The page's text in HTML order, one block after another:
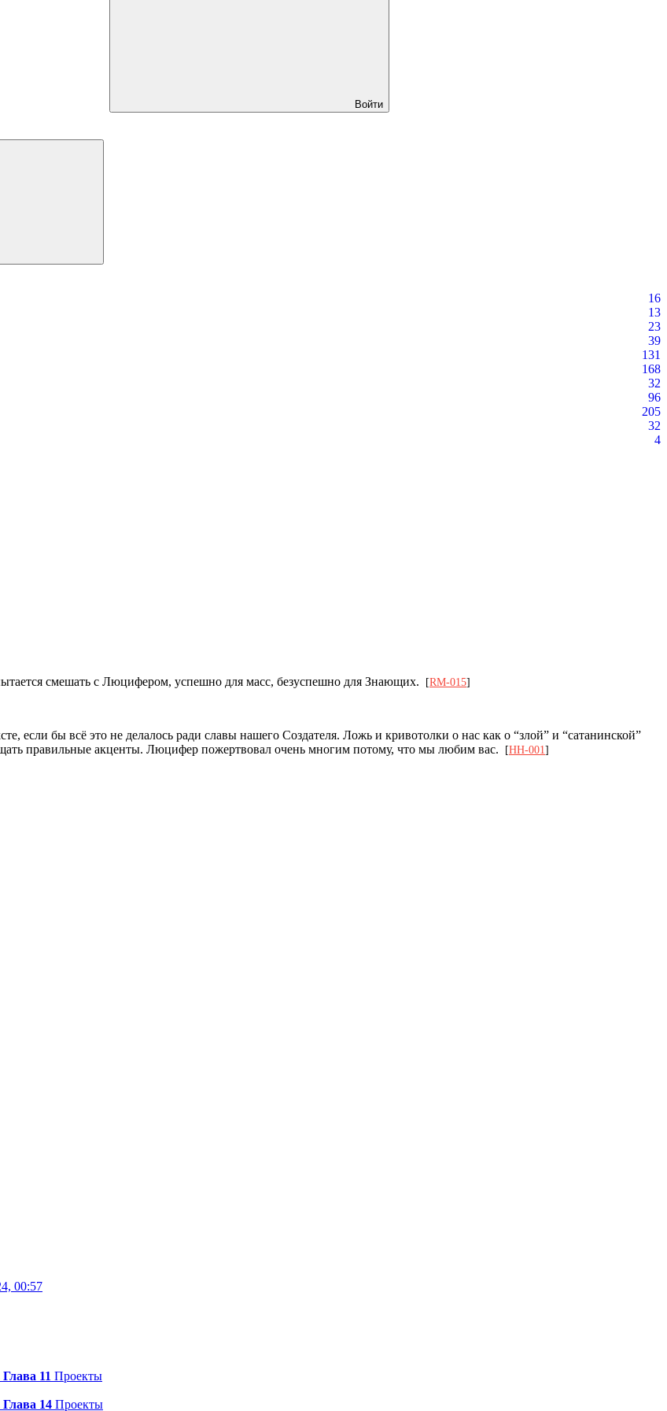
Войти
16
13
23
39
131
168
32
96
205
32
4
смешать с Люцифером, успешно для масс, безуспешно для Знающих. [RM-015]
бы всё это не делалось ради славы нашего Создателя. Ложь и кривотолки о нас как о “злой” и “сатанинской”
правильные акценты. Люцифер пожертвовал очень многим потому, что мы любим вас.
[HH-001 ]
00:57
11 Проекты
14 Проекты